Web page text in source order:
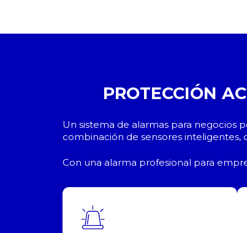
PROTECCIÓN
Un sistema de alarmas para
combinación de sensores inteligentes,
Con una alarma profesional para